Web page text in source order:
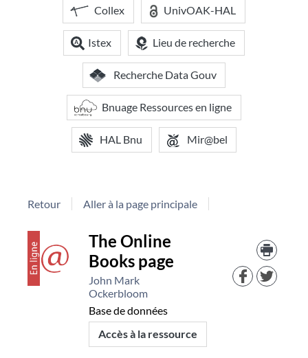
Collex UnivOAK-HAL
Istex Lieu de recherche
Recherche Data Gouv
Bnuage Ressources en ligne
HAL Bnu Mir@bel
Retour Aller à la page principale
Détail
document
The Online
Books page
John Mark
Ockerbloom
Base de données
Accès à la ressource